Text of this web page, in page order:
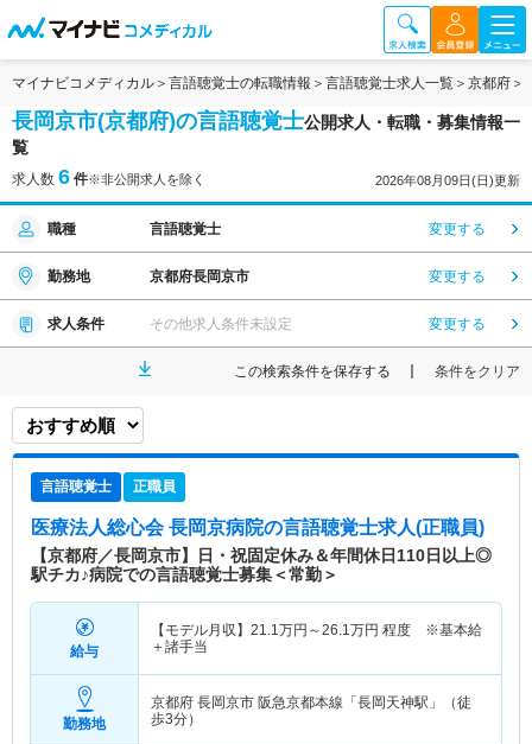
マイナビコメディカル 言語聴覚士の転職情報 言語聴覚士求人一覧 京都府
長岡京市(京都府)の言語聴覚士公開求人・転職・募集情報一
覧
求人数 6 件※非公開求人を除く 2026年08月09日(日)更新
職種 言語聴覚士 変更する
勤務地 京都府長岡京市 変更する
求人条件 その他求人条件未設定 変更する
この検索条件を保存する 条件をクリア
言語聴覚士 正職員
医療法人総心会 長岡京病院の言語聴覚士求人(正職員)
【京都府／長岡京市】日・祝固定休み＆年間休日110日以上◎
駅チカ♪病院での言語聴覚士募集＜常勤＞
給与
【モデル月収】 21.1万円～26.1万円 程度 ※基本給
＋諸手当
勤務地
京都府 長岡京市 阪急京都本線「長岡天神駅」（徒
歩3分）